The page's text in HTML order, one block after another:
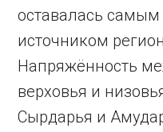
оставалась
источником
Напряжённость
верховья и
Сырдарья и